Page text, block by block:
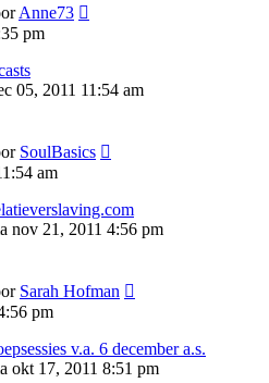
Anne73
pm
05, 2011 11:54 am
SoulBasics
am
nov 21, 2011 4:56 pm
Sarah Hofman
pm
v.a. 6 december a.s.
okt 17, 2011 8:51 pm